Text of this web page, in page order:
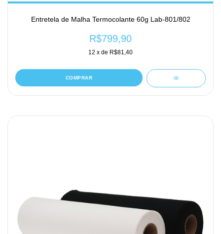
Entretela de Malha Termocolante 60g Lab-801/802
R$799,90
12 x de R$81,40
COMPRAR